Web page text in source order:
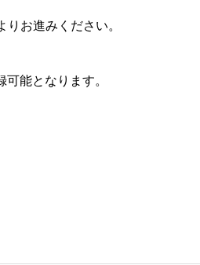
お進みください。
能となります。